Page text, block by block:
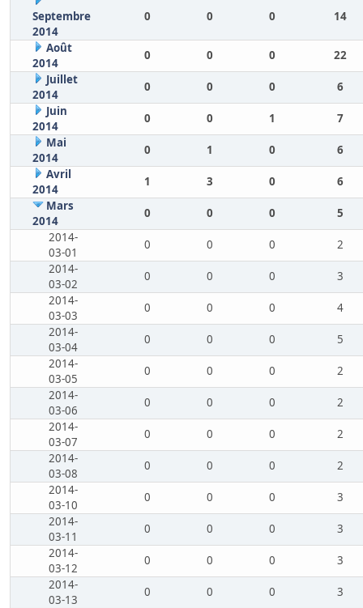
Septembre
2014
0 0 0 14
Août
2014
0 0 0
22
Juillet
2014
0 0 0
6
Juin
2014
0 0 1
7
Mai
2014
0 1 0
6
Avril
2014
1 3 0
6
Mars
2014
0 0 0
5
2014-
03-01
0 0 0
2
2014-
03-02
0 0 0
3
2014-
03-03
0 0 0
4
2014-
03-04
0 0 0
5
2014-
03-05
0 0 0
2
2014-
03-06
0 0 0
2
2014-
03-07
0 0 0
2
2014-
03-08
0 0 0
2
2014-
03-10
0 0 0
3
2014-
03-11
0 0 0
3
2014-
03-12
0 0 0
3
2014-
03-13
0 0 0
3